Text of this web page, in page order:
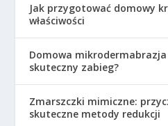
Jak przygotować domowy
właściwości
Domowa
skuteczny zabieg?
Zmarszczki mimiczne:
skuteczne metody redukcji